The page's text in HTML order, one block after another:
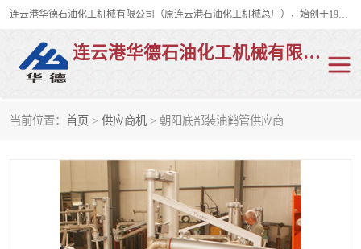
连云港华德石油化工机械有限公司（原连云港石油化工机械总厂），始创于1982年，是从事码头船用流体装卸臂、陆用流体装卸臂（鹤管）、活动梯、钢构平台、定量装车系统等全系列流体装卸设备的设计、制造、销售以及服务的专业供应商。
连云港华德石油化工机械有限公司
当前位置： 首页 > 供应商机 > 朝阳底部装油鹤管供应商
液氯鹤管
LNG鹤管 活动梯